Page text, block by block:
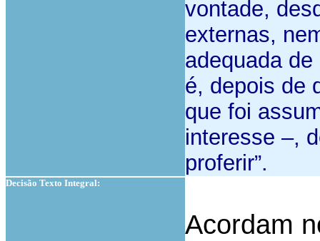
vontade,
externas,
adequada
é, depois de
que foi
interesse –,
proferir”.
Decisão Texto Integral:
Acordam